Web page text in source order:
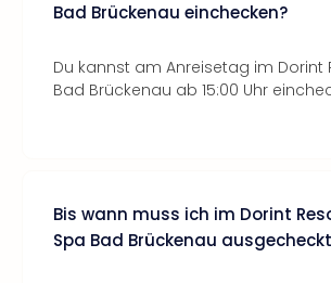
Bad Brückenau einchecken?
Du kannst am Anreisetag im Dorint
Bad Brückenau ab 15:00 Uhr
Bis wann muss ich im Dorint
Spa Bad Brückenau